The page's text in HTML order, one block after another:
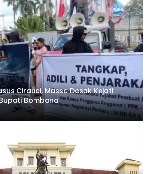
Cirauci, Massa Desak Kejati
Bombana